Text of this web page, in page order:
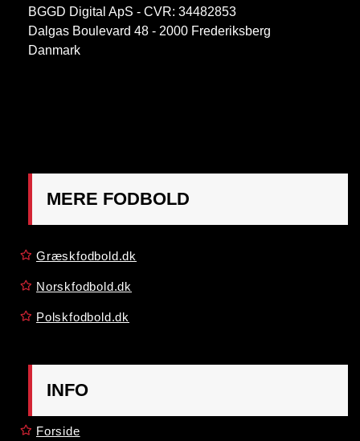
BGGD Digital ApS - CVR: 34482853
Dalgas Boulevard 48 - 2000 Frederiksberg
Danmark
MERE FODBOLD
Græskfodbold.dk
Norskfodbold.dk
Polskfodbold.dk
INFO
Forside